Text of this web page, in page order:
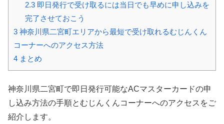
2.3即日発行で受け取るには当日でも早めに申し込みを
完了させておこう
3 神奈川県二宮町エリアから最短で受け取れるむじんくん
コーナーへのアクセス方法
4 まとめ
神奈川県二宮町で即日発行可能なACマスターカードの申
し込み方法の手順とむじんくんコーナーへのアクセスをご
紹介します。